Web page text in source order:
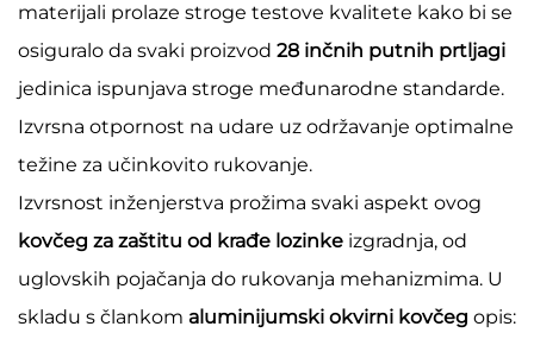
materijali prolaze stroge testove kvalitete kako bi se
osiguralo da svaki proizvod 28 inčnih putnih prtljagi
jedinica ispunjava stroge međunarodne standarde.
Izvrsna otpornost na udare uz održavanje optimalne
težine za učinkovito rukovanje.
Izvrsnost inženjerstva prožima svaki aspekt ovog
kovčeg za zaštitu od krađe lozinke izgradnja, od
uglovskih pojačanja do rukovanja mehanizmima. U
skladu s člankom aluminijumski okvirni kovčeg opis: